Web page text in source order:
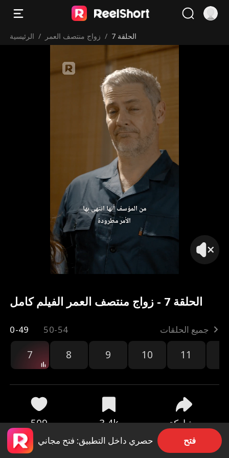
الرئيسية / زواج منتصف العمر / الحلقة 7
من المؤسف أنها انتهى بها
الأمر مطرودة
الحلقة 7 - زواج منتصف العمر الفيلم كامل
0-49 50-54 جميع الحلقات
7 8 9 10 11
509 3.4k مشاركة
حصري داخل التطبيق: فتح مجاني فتح